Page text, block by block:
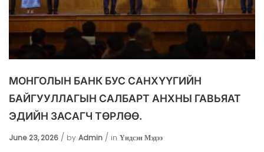
МОНГОЛЫН БАНК БУС САНХҮҮГИЙН
БАЙГУУЛЛАГЫН САЛБАРТ АНХНЫ ГАВЬЯАТ
ЭДИЙН ЗАСАГЧ ТӨРЛӨӨ.
June 23, 2026 by Admin in Үндсэн Мэдээ